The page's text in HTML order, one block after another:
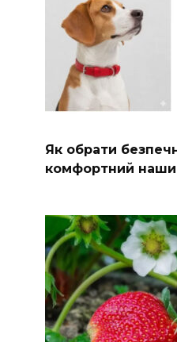
Як обрати
комфортний